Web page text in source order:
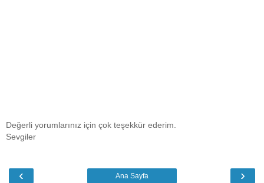
Değerli yorumlarınız için çok teşekkür ederim.
Sevgiler
‹ ›
Ana Sayfa